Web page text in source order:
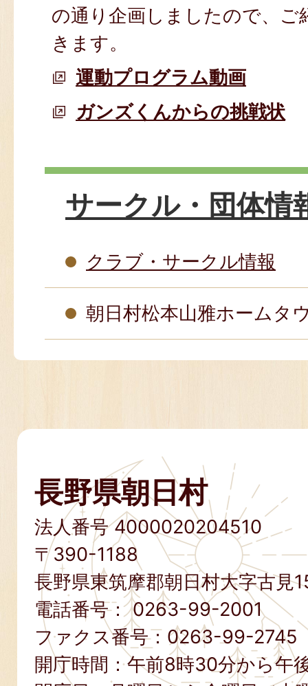
の通り企画しましたので、ご
きます。
運動プログラム動画
ガンズくんからの挑戦状
サークル・団体情
クラブ・サークル情報
朝日村松本山雅ホームタ
長野県朝日村
法人番号 4000020204510
〒390-1188
長野県東筑摩郡朝日村大字古見
電話番号：0263-99-2001
ファクス番号： 0263-99-2745
開庁時間：午前8時30分から午